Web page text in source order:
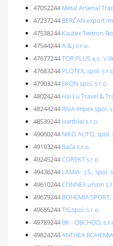
47052244 Metal Arsenal
47237244 BERČAN export
47538244 Kautex Textron
47544244A & J s.r.o.
47677244TOR PLUS a.s. 'v
47683244 PLOTEX, spol. s
47903244 EKON spol. s r.o.
48024244 Hai Lu Travel &
48244244 RIVA Impex spol.
48539244 Hartblei s.r.o.
49060244 NIKO AUTO,
49193244 Bača s.r.o.
49245244COREKT s.r.o.
49436244 LAMIA - J.S., spol.
49610244CONNEX union
49679244 BOHEMIA
49685244TIS,spol. s r.o.
49789244 BK - OBCHOD,
49824244ANTHEA